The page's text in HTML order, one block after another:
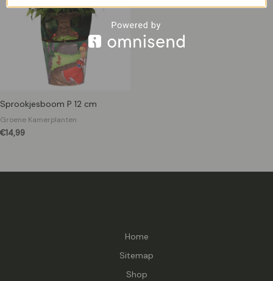
Sprookjesboom P 12 cm
Groene Kamerplanten
€14,99
Home
Sitemap
Shop